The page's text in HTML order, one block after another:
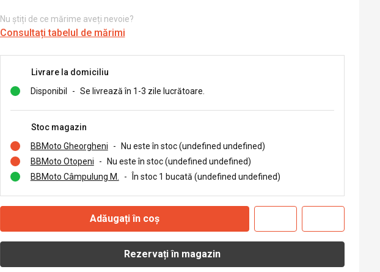
Nu știți de ce mărime aveți nevoie?
Consultați tabelul de mărimi
Livrare la domiciliu
Disponibil
- Se livrează în 1-3 zile lucrătoare.
Stoc magazin
BBMoto Gheorgheni
-
Nu este în stoc (undefined undefined)
BBMoto Otopeni
-
Nu este în stoc (undefined undefined)
BBMoto Câmpulung M.
- În stoc 1 bucată (undefined undefined)
Adăugați în coș
Rezervați în magazin